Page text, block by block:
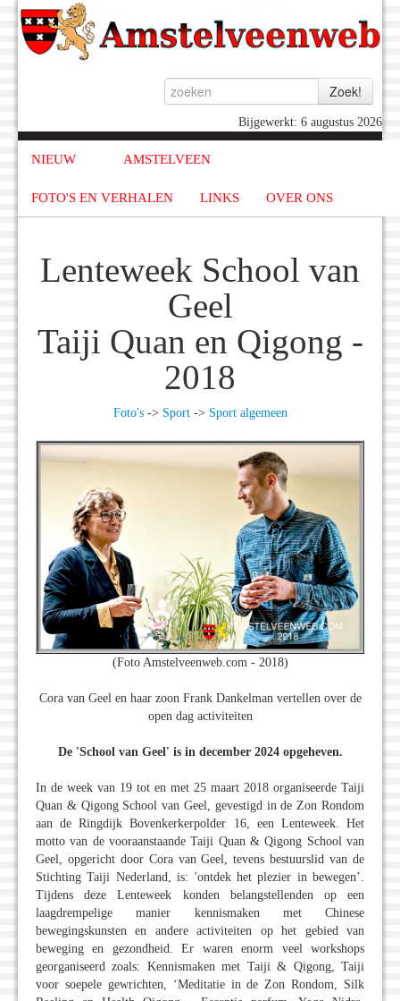
Bijgewerkt: 6 augustus 2026
NIEUW AMSTELVEEN
FOTO'S EN VERHALEN LINKS OVER ONS
Lenteweek School van
Geel
Taiji Quan en Qigong -
2018
Foto's-> Sport-> Sport algemeen
(Foto Amstelveenweb.com - 2018)
Cora van Geel en haar zoon Frank Dankelman vertellen over de
open dag activiteiten
De 'School van Geel' is in december 2024 opgeheven.
In de week van 19 tot en met 25 maart 2018 organiseerde Taiji
Quan & Qigong School van Geel, gevestigd in de Zon Rondom
aan de Ringdijk Bovenkerkerpolder 16, een Lenteweek. Het
motto van de vooraanstaande Taiji Quan & Qigong School van
Geel, opgericht door Cora van Geel, tevens bestuurslid van de
Stichting Taiji Nederland, is: 'ontdek het plezier in bewegen’.
Tijdens deze Lenteweek konden belangstellenden op een
laagdrempelige manier kennismaken met Chinese
bewegingskunsten en andere activiteiten op het gebied van
beweging en gezondheid. Er waren enorm veel workshops
georganiseerd zoals: Kennismaken met Taiji & Qigong, Taiji
voor soepele gewrichten, ‘Meditatie in de Zon Rondom, Silk